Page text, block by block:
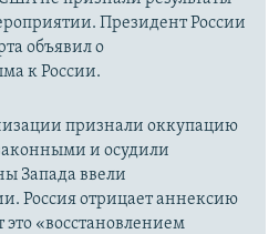
Президент России
объявил о
к России.
признали оккупацию
и осудили
Запада ввели
Россия отрицает аннексию
это «восстановлением